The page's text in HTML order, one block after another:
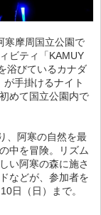
寒摩周国立公園で
ビティ「KAMUY
浴びているカナダ
手掛けるナイト
めて国立公園内で
、阿寒の自然を最
中を冒険。リズム
い阿寒の森に施さ
などが、参加者を
日（日）まで。